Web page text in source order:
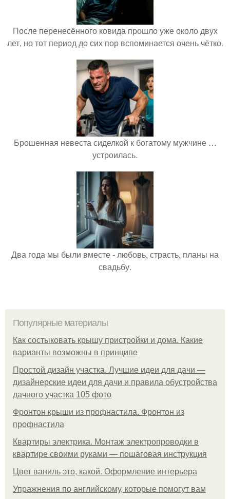
После перенесённого ковида прошло уже около двух
лет, но тот период до сих пор вспоминается очень чётко.
Брошенная невеста сиделкой к богатому мужчине …
устроилась.
Два года мы были вместе - любовь, страсть, планы на
свадьбу.
Популярные материалы
Как состыковать крышу пристройки и дома. Какие
варианты возможны в принципе
Простой дизайн участка. Лучшие идеи для дачи —
дизайнерские идеи для дачи и правила обустройства
дачного участка 105 фото
Фронтон крыши из профнастила. Фронтон из
профнастила
Квартиры электрика. Монтаж электропроводки в
квартире своими руками — пошаговая инструкция
Цвет ваниль это, какой. Оформление интерьера
Упражнения по английскому, которые помогут вам